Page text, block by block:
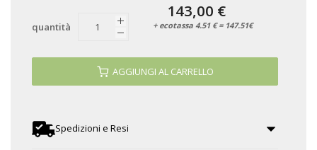
quantità
AGGIUNGI AL CARRELLO
Spedizioni e Resi
143,00 €
+ ecotassa 4.51 € = 147.51€